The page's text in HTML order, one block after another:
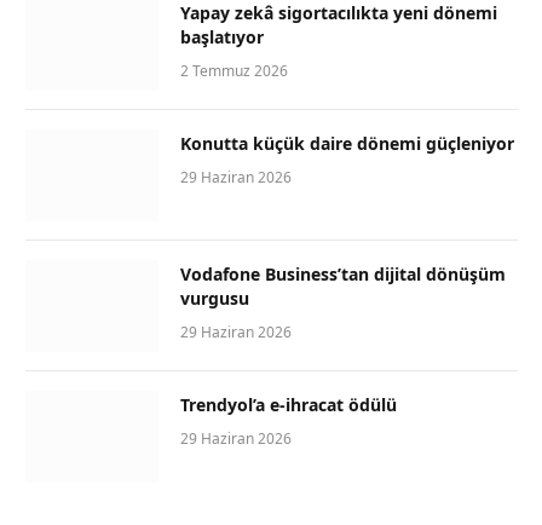
Yapay zekâ sigortacılıkta yeni dönemi
başlatıyor
2 Temmuz 2026
Konutta küçük daire dönemi güçleniyor
29 Haziran 2026
Vodafone Business’tan dijital dönüşüm
vurgusu
29 Haziran 2026
Trendyol’a e-ihracat ödülü
29 Haziran 2026